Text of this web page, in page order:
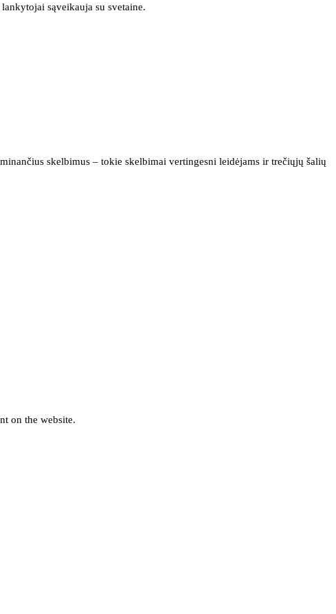
sąveikauja su svetaine.
skelbimus – tokie skelbimai vertingesni leidėjams ir trečiųjų šalių
on the website.